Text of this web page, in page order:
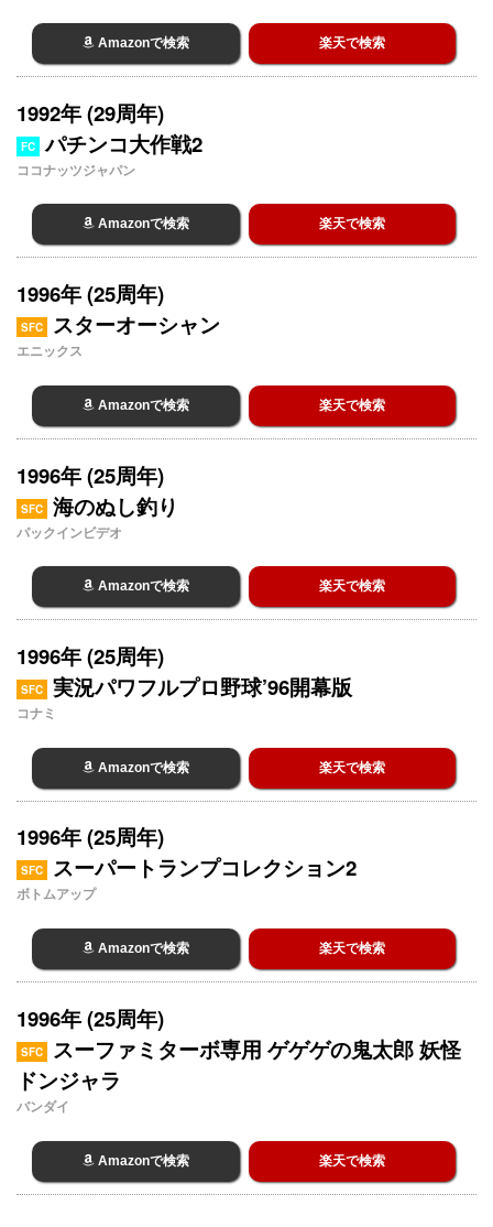
Amazonで検索 楽天で検索
1992年 (29周年)
FC パチンコ大作戦2
ココナッツジャパン
Amazonで検索 楽天で検索
1996年 (25周年)
SFC スターオーシャン
エニックス
Amazonで検索 楽天で検索
1996年 (25周年)
SFC 海のぬし釣り
パックインビデオ
Amazonで検索 楽天で検索
1996年 (25周年)
SFC 実況パワフルプロ野球’96開幕版
コナミ
Amazonで検索 楽天で検索
1996年 (25周年)
SFC スーパートランプコレクション2
ボトムアップ
Amazonで検索 楽天で検索
1996年 (25周年)
SFC
スーファミターボ専用 ゲゲゲの鬼太郎 妖怪
ドンジャラ
バンダイ
Amazonで検索 楽天で検索